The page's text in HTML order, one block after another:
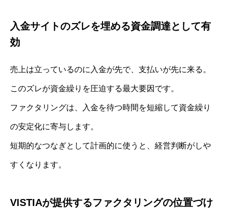
入金サイトのズレを埋める資金調達として有
効
売上は立っているのに入金が先で、支払いが先に来る。
このズレが資金繰りを圧迫する最大要因です。
ファクタリングは、入金を待つ時間を短縮して資金繰り
の安定化に寄与します。
短期的なつなぎとして計画的に使うと、経営判断がしや
すくなります。
VISTIAが提供するファクタリングの位置づけ